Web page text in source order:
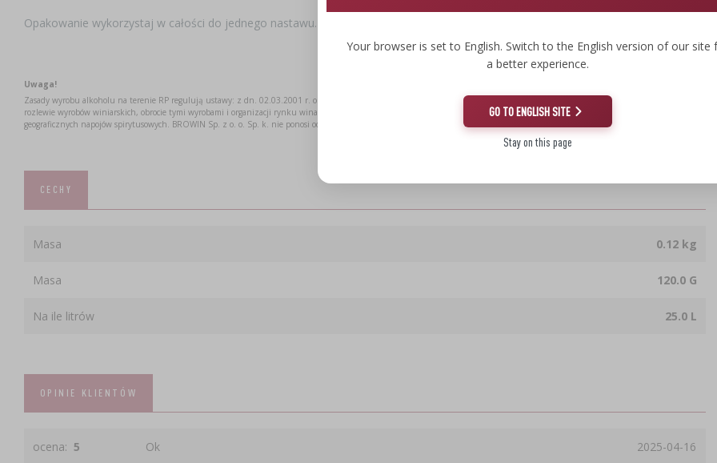
Opakowanie wykorzystaj w całości do jednego nastawu.
Uwaga!
Zasady wyrobu alkoholu na terenie RP regulują ustawy: z dn. 02.03.2001 r. o wyrobie alkoholu etylowego oraz wytwarzaniu wyrobów tytoniowych: z dn. 12.05.2011 r. o wyrobie i
rozlewie wyrobów winiarskich, obrocie tymi wyrobami i organizacji rynku wina oraz z dn. 18.10.2006 r. o wyrobie napojów spirytusowych oraz o rejestracji i ochronie oznaczeń
geograficznych napojów spirytusowych. BROWIN Sp. z o. o. Sp. k. nie ponosi odpowiedzialności za wykorzystanie jej produktów niezgodnie z obowiązującymi przepisami prawa.
CECHY
Masa 0.12 kg
Masa 120.0 G
Na ile litrów 25.0 L
OPINIE KLIENTÓW
ocena: 5 Ok 2025-04-16
Your browser is set to English. Switch to the English version of our site
a better experience.
GO TO ENGLISH SITE
Stay on this page